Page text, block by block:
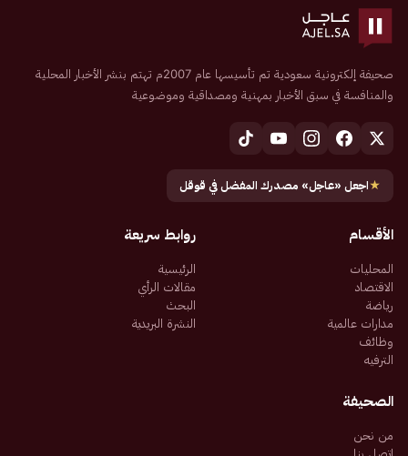
صحيفة إلكترونية سعودية تم تأسيسها عام 2007م تهتم بنشر الأخبار المحلية
والمنافسة في سبق الأخبار بمهنية ومصداقية وموضوعية
★اجعل «عاجل» مصدرك المفضل في قوقل
الأقسام
المحليات
الاقتصاد
رياضة
مدارات عالمية
وظائف
الترفيه
روابط سريعة
الرئيسية
مقالات الرأي
البحث
النشرة البريدية
الصحيفة
من نحن